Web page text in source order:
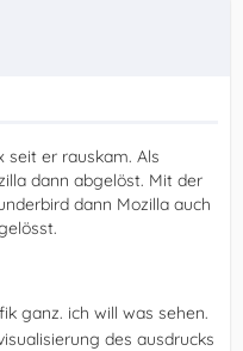
seit er rauskam. Als
dann abgelöst. Mit der
dann Mozilla auch
ganz. ich will was sehen.
des ausdrucks